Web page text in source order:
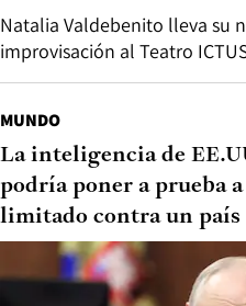
Natalia Valdebenito lleva su
improvisación al Teatro
MUNDO
La inteligencia de
podría poner a prueba
limitado contra un país